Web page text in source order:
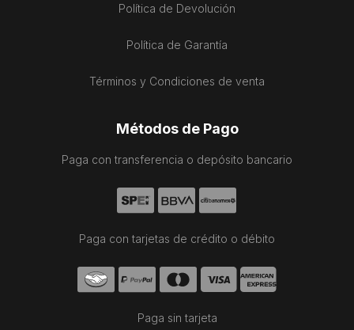
Política de Devolución
Política de Garantía
Términos y Condiciones de venta
Métodos de Pago
Paga con transferencia o depósito bancario
Paga con tarjetas de crédito o débito
Paga sin tarjeta